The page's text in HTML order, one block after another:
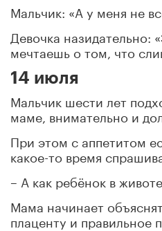
Мальчик: «А у меня не
Девочка назидательно:
мечтаешь о том, что
14 июля
Мальчик шести лет
маме, внимательно и
При этом с аппетитом
какое-то время
– А как ребёнок в
Мама начинает
плаценту и правильное